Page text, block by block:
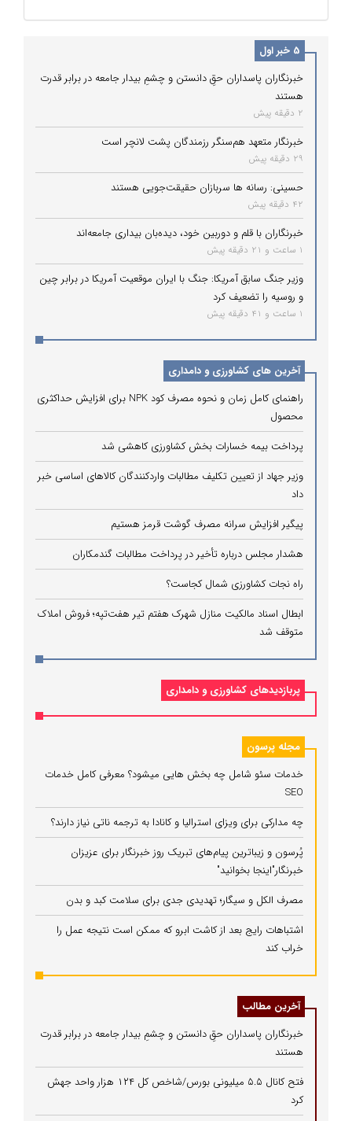
5 خبر اول
خبرنگاران پاسداران حقِ دانستن و چشمِ بیدار جامعه در برابر قدرت
هستند
2 دقیقه پیش
خبرنگار متعهد هم‌سنگر رزمندگان پشت لانچر است
29 دقیقه پیش
حسینی: رسانه ها سربازان حقیقت‌جویی هستند
42 دقیقه پیش
خبرنگاران با قلم و دوربین خود، دیده‌بان بیداری جامعه‌اند
1 ساعت و 21 دقیقه پیش
وزیر جنگ سابق آمریکا: جنگ با ایران موقعیت آمریکا در برابر چین
و روسیه را تضعیف کرد
1 ساعت و 41 دقیقه پیش
آخرین های کشاورزی و دامداری
راهنمای کامل زمان و نحوه مصرف کود NPK برای افزایش حداکثری
محصول
پرداخت بیمه خسارات بخش کشاورزی کاهشی شد
وزیر جهاد از تعیین تکلیف مطالبات واردکنندگان کالاهای اساسی خبر
داد
پیگیر افزایش سرانه مصرف گوشت قرمز هستیم
هشدار مجلس درباره تأخیر در پرداخت مطالبات گندمکاران
راه نجات کشاورزی شمال کجاست؟
ابطال اسناد مالکیت منازل شهرک هفتم تیر هفت‌تپه؛ فروش املاک
متوقف شد
پربازدیدهای کشاورزی و دامداری
مجله پرسون
خدمات سئو شامل چه بخش هایی میشود؟ معرفی کامل خدمات
SEO
چه مدارکی برای ویزای استرالیا و کانادا به ترجمه ناتی نیاز دارند؟
پُرسون و زیباترین پیام‌های تبریک روز خبرنگار برای عزیزان
خبرنگار"اینجا بخوانید"
مصرف الکل و سیگار؛ تهدیدی جدی برای سلامت کبد و بدن
اشتباهات رایج بعد از کاشت ابرو که ممکن است نتیجه عمل را
خراب کند
آخرین مطالب
خبرنگاران پاسداران حقِ دانستن و چشمِ بیدار جامعه در برابر قدرت
هستند
فتح کانال ۵.۵ میلیونی بورس/شاخص کل ۱۲۴ هزار واحد جهش
کرد